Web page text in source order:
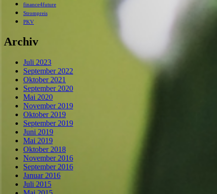
finance4future
Strompreis
PKV
Archiv
Juli 2023
September 2022
Oktober 2021
September 2020
Mai 2020
November 2019
Oktober 2019
September 2019
Juni 2019
Mai 2019
Oktober 2018
November 2016
September 2016
Januar 2016
Juli 2015